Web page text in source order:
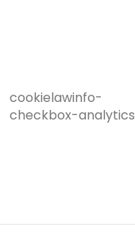
cookielawinfo-
checkbox-analytics